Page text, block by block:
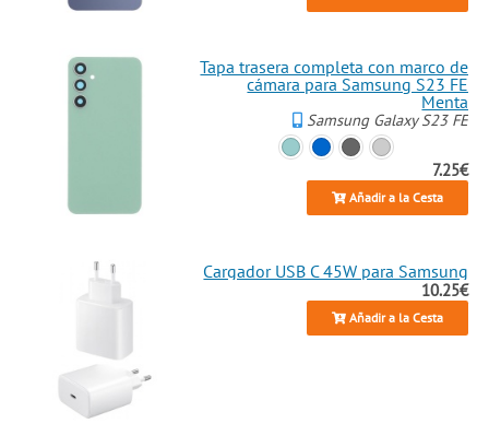
Tapa trasera completa con marco de
cámara para Samsung S23 FE
Menta
Samsung Galaxy S23 FE
7.25€
Añadir a la Cesta
Cargador USB C 45W para Samsung
10.25€
Añadir a la Cesta